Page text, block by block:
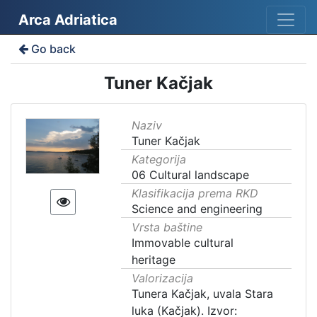
Arca Adriatica
Go back
Tuner Kačjak
Naziv
Tuner Kačjak
Kategorija
06 Cultural landscape
Klasifikacija prema RKD
Science and engineering
Vrsta baštine
Immovable cultural
heritage
Valorizacija
Tunera Kačjak, uvala Stara
luka (Kačjak). Izvor: